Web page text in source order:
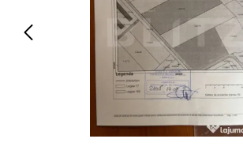
Servicii
Animale de companie
Afaceri și echipamente
Inchiriere Bunuri si Vehicule
Utilaje agricole si industriale
Piese auto si accesorii
Dacia Duster